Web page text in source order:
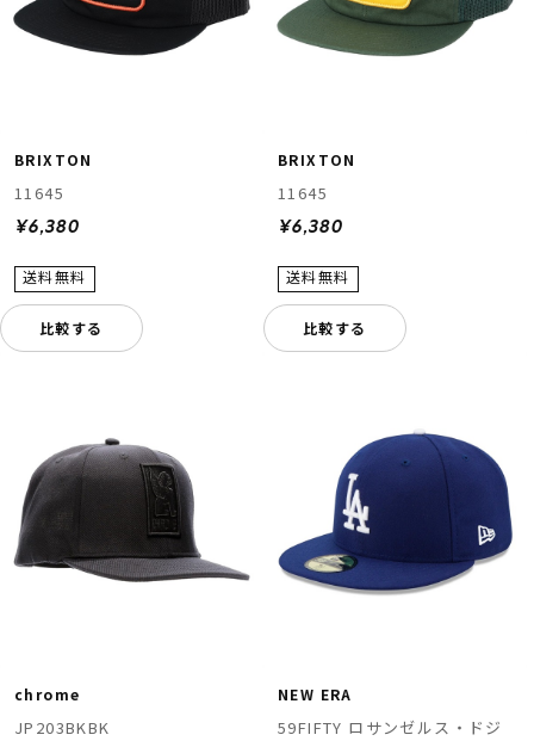
BRIXTON
11645
¥6,380
比較する
BRIXTON
11645
¥6,380
比較する
chrome
JP203BKBK
NEW ERA
59FIFTY ロサンゼルス・ドジ